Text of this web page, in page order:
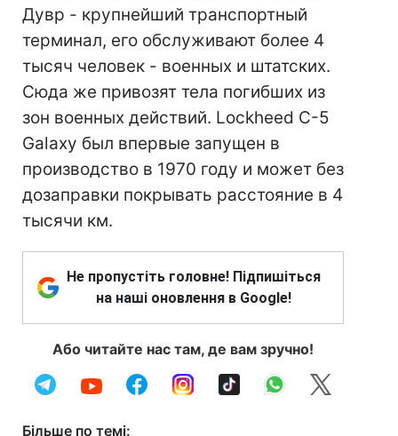
Дувр - крупнейший транспортный
терминал, его обслуживают более 4
тысяч человек - военных и штатских.
Сюда же привозят тела погибших из
зон военных действий. Lockheed C-5
Galaxy был впервые запущен в
производство в 1970 году и может без
дозаправки покрывать расстояние в 4
тысячи км.
Не пропустіть головне! Підпишіться
на наші оновлення в Google!
Або читайте нас там, де вам зручно!
Більше по темі: